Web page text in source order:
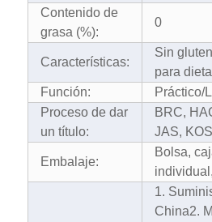
Contenido de
grasa (%):
0
Características:
Sin
para
Función:
Práctico/
Proceso de dar
un título:
BRC,
JAS,
Embalaje:
Bolsa,
1.
China2.